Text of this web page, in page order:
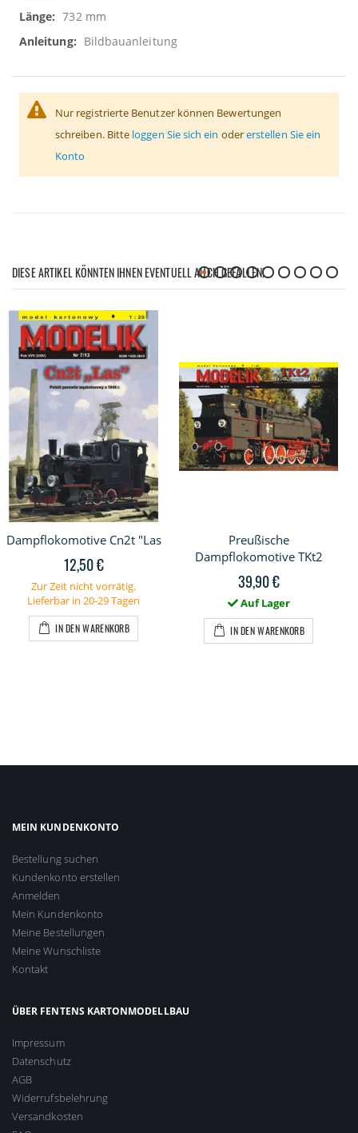
732 mm
Bildbauanleitung
Nur registrierte Benutzer können Bewertungen
schreiben. Bitte loggen Sie sich ein odererstellen Sie ein
Konto
DIESE ARTIKEL KÖNNTEN IHNEN EVENTUELL AUCH GEFALLEN!
Dampflokomotive Cn2t "Las
12,50 €
Zur Zeit nicht vorrätig.
Lieferbar in 20-29 Tagen
IN DEN WARENKORB
Preußische
Dampflokomotive TKt2
39,90 €
Auf Lager
IN DEN WARENKORB
MEIN KUNDENKONTO
Bestellung suchen
Kundenkonto erstellen
Anmelden
Mein Kundenkonto
Meine Bestellungen
Meine Wunschliste
Kontakt
ÜBER FENTENS KARTONMODELLBAU
Impressum
Datenschutz
AGB
Widerrufsbelehrung
Versandkosten